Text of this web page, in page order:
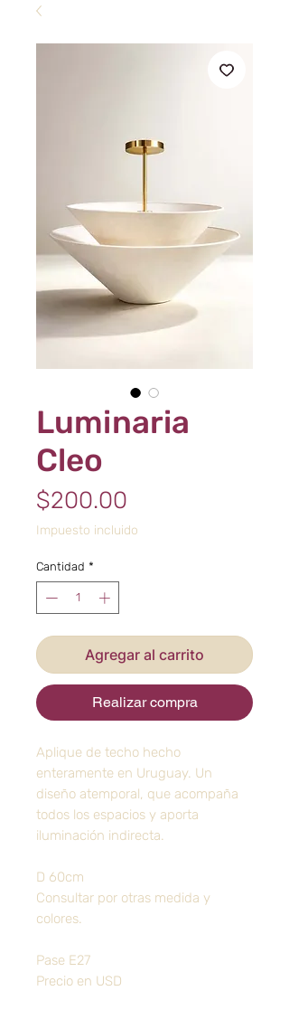
Luminaria
Cleo
$200.00
Impuesto incluido
Cantidad *
Agregar al carrito
Realizar compra
Aplique de techo hecho
enteramente en Uruguay. Un
diseño atemporal, que acompaña
todos los espacios y aporta
iluminación indirecta.
D 60cm
Consultar por otras medida y
colores.
Pase E27
Precio en USD